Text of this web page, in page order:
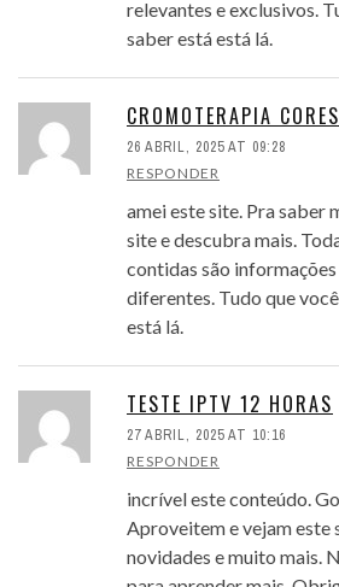
relevantes e exclusivos.
saber está está lá.
CROMOTERAPIA
26 ABRIL, 2025 AT 09:28
RESPONDER
amei este site. Pra saber
site e descubra mais.
contidas são
diferentes. Tudo que
está lá.
TESTE IPTV 12 HORAS
27 ABRIL, 2025 AT 10:16
RESPONDER
incrível este conteúdo.
Aproveitem e vejam este
novidades e muito mais.